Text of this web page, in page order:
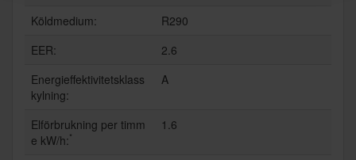
Köldmedium:
R290
EER:
2.6
Energieffektivitetsklass
kylning:
A
Elförbrukning per timm
e kW/h:*
1.6